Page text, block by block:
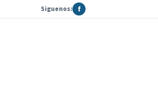
Siguenos: f